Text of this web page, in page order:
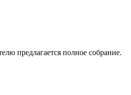
предлагается полное собрание.